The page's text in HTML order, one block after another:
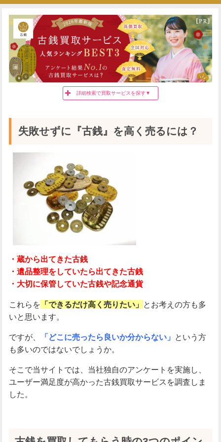
詳細検索で買取サービスを探す▼
買取方法
買取スピード
重視する 重視しない
希望する
こだわり条件
女性査定員多数 当日現金払い 24時間申し込み可
失敗せずに『古銭』を高く売るには？
・蔵から出てきた古銭
・遺品整理をしていたら出てきた古銭
・大切に保管していた古銭や記念通貨
これらを 「できるだけ高く売りたい」
とお考えの方も多
いと思います。
ですが、 「どこに売ったら良いか分からない」
という方
も多いのではないでしょうか。
そこで当サイトでは、当社独自のアンケートを実施し、
ユーザー満足度が高かった古銭買取サービスを調査しま
した。